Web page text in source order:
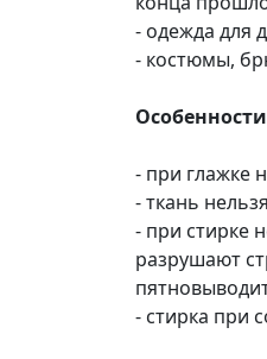
- одежда для
- костюмы,
- при глажке
- ткань
- при стирке
разрушают
- стирка при